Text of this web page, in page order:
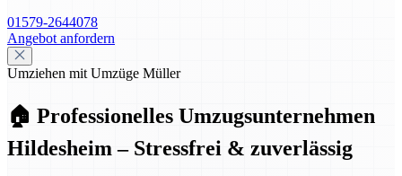
01579-2644078
Angebot anfordern
Umziehen mit Umzüge Müller
🏠 Professionelles Umzugsunternehmen
Hildesheim – Stressfrei & zuverlässig